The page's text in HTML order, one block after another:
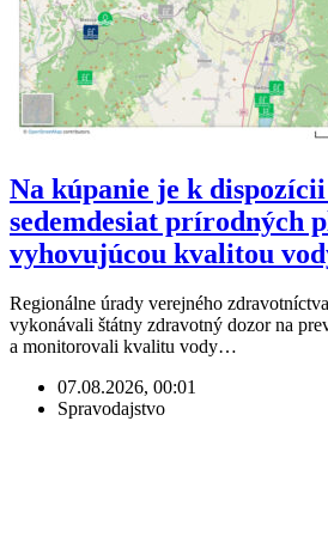
Na kúpanie je k
sedemdesiat prírodných
vyhovujúcou kvalitou
Regionálne úrady verejného
vykonávali štátny zdravotný dozor na
a monitorovali kvalitu vody…
07.08.2026, 00:01
Spravodajstvo